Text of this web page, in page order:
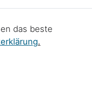
Widerrufs­recht
das beste
.